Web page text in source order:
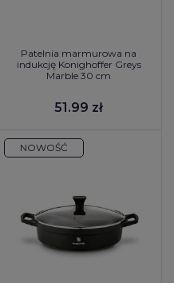
Patelnia marmurowa na
indukcję Konighoffer Greys
Marble 30 cm
51.99 zł
NOWOŚĆ